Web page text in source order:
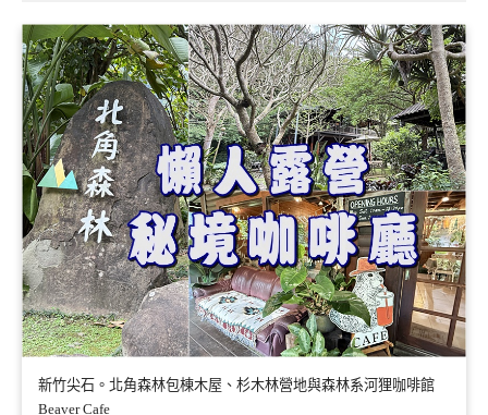
新竹尖石。北角森林包棟木屋、杉木林營地與森林系河狸咖啡館
Beaver Cafe